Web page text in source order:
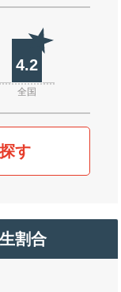
4.2
全国
す
割合